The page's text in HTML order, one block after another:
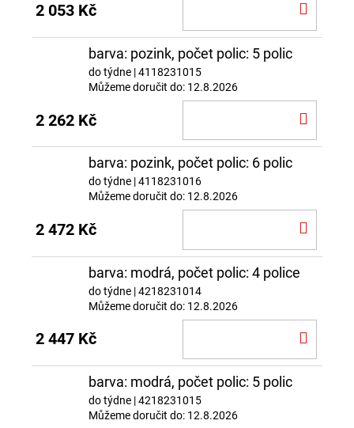
2 053 Kč
barva: pozink, počet polic: 5 polic
do týdne | 4118231015
Můžeme doručit do: 12.8.2026
2 262 Kč
barva: pozink, počet polic: 6 polic
do týdne | 4118231016
Můžeme doručit do: 12.8.2026
2 472 Kč
barva: modrá, počet polic: 4 police
do týdne | 4218231014
Můžeme doručit do: 12.8.2026
2 447 Kč
barva: modrá, počet polic: 5 polic
do týdne | 4218231015
Můžeme doručit do: 12.8.2026